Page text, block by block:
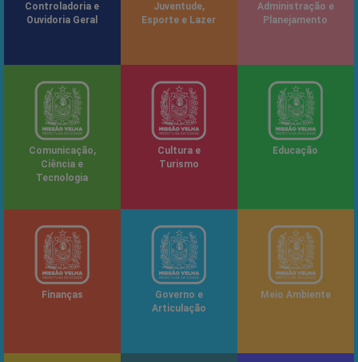
Controladoria e
Ouvidoria Geral
Juventude,
Esporte e Lazer
Administração e
Planejamento
Comunicação,
Ciência e
Tecnologia
Cultura e
Turismo
Educação
Finanças
Governo e
Articulação
Meio Ambiente